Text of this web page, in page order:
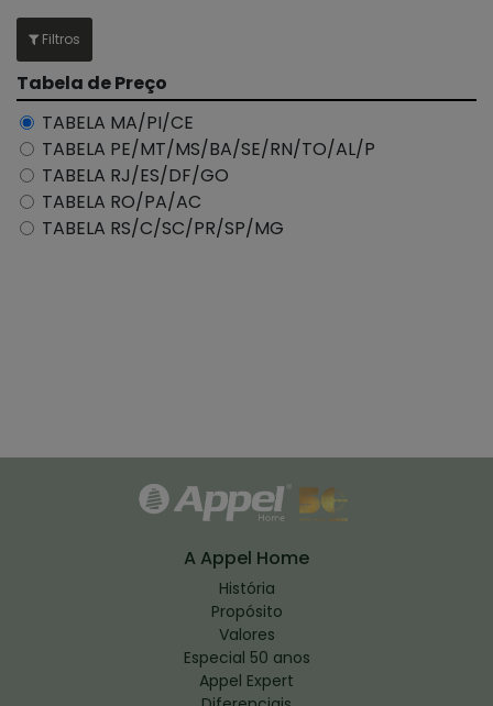
Filtros
Tabela de Preço
TABELA MA/PI/CE
TABELA PE/MT/MS/BA/SE/RN/TO/AL/P
TABELA RJ/ES/DF/GO
TABELA RO/PA/AC
TABELA RS/C/SC/PR/SP/MG
A Appel Home
História
Propósito
Valores
Especial 50 anos
Appel Expert